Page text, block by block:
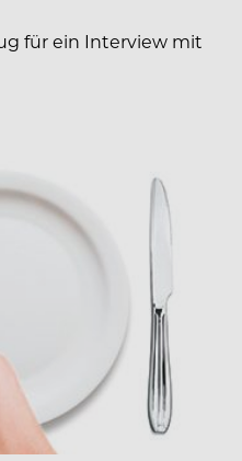
für ein Interview mit